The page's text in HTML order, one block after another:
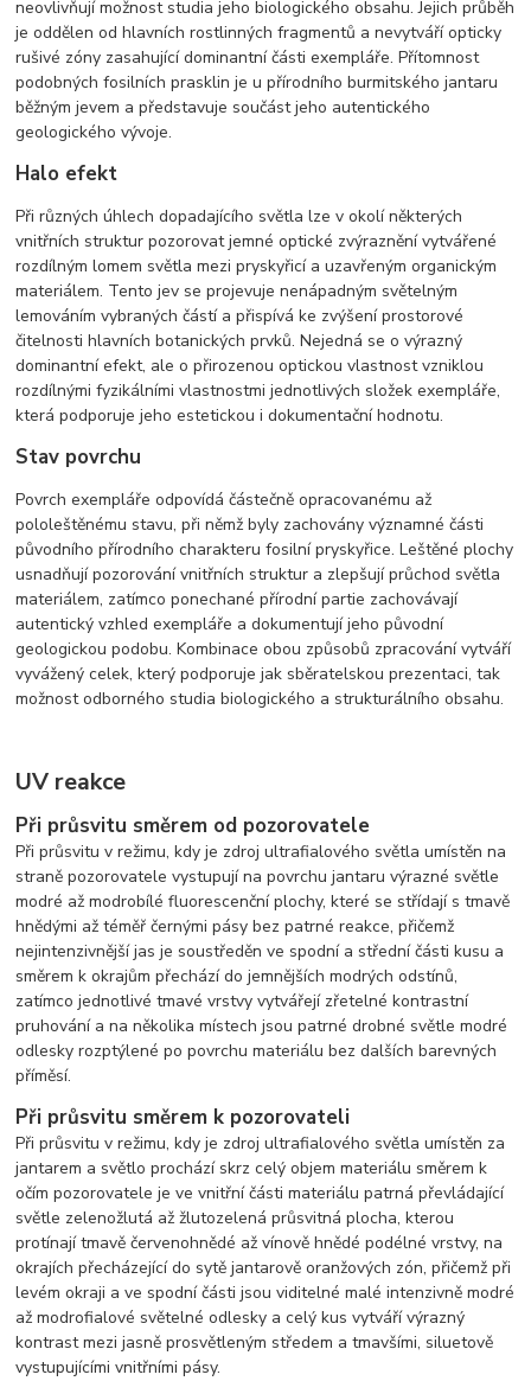
neovlivňují možnost studia jeho biologického obsahu. Jejich průběh
je oddělen od hlavních rostlinných fragmentů a nevytváří opticky
rušivé zóny zasahující dominantní části exempláře. Přítomnost
podobných fosilních prasklin je u přírodního burmitského jantaru
běžným jevem a představuje součást jeho autentického
geologického vývoje.
Halo efekt
Při různých úhlech dopadajícího světla lze v okolí některých
vnitřních struktur pozorovat jemné optické zvýraznění vytvářené
rozdílným lomem světla mezi pryskyřicí a uzavřeným organickým
materiálem. Tento jev se projevuje nenápadným světelným
lemováním vybraných částí a přispívá ke zvýšení prostorové
čitelnosti hlavních botanických prvků. Nejedná se o výrazný
dominantní efekt, ale o přirozenou optickou vlastnost vzniklou
rozdílnými fyzikálními vlastnostmi jednotlivých složek exempláře,
která podporuje jeho estetickou i dokumentační hodnotu.
Stav povrchu
Povrch exempláře odpovídá částečně opracovanému až
pololeštěnému stavu, při němž byly zachovány významné části
původního přírodního charakteru fosilní pryskyřice. Leštěné plochy
usnadňují pozorování vnitřních struktur a zlepšují průchod světla
materiálem, zatímco ponechané přírodní partie zachovávají
autentický vzhled exempláře a dokumentují jeho původní
geologickou podobu. Kombinace obou způsobů zpracování vytváří
vyvážený celek, který podporuje jak sběratelskou prezentaci, tak
možnost odborného studia biologického a strukturálního obsahu.
UV reakce
Při průsvitu směrem od pozorovatele
Při průsvitu v režimu, kdy je zdroj ultrafialového světla umístěn na
straně pozorovatele vystupují na povrchu jantaru výrazné světle
modré až modrobílé fluorescenční plochy, které se střídají s tmavě
hnědými až téměř černými pásy bez patrné reakce, přičemž
nejintenzivnější jas je soustředěn ve spodní a střední části kusu a
směrem k okrajům přechází do jemnějších modrých odstínů,
zatímco jednotlivé tmavé vrstvy vytvářejí zřetelné kontrastní
pruhování a na několika místech jsou patrné drobné světle modré
odlesky rozptýlené po povrchu materiálu bez dalších barevných
příměsí.
Při průsvitu směrem k pozorovateli
Při průsvitu v režimu, kdy je zdroj ultrafialového světla umístěn za
jantarem a světlo prochází skrz celý objem materiálu směrem k
očím pozorovatele je ve vnitřní části materiálu patrná převládající
světle zelenožlutá až žlutozelená průsvitná plocha, kterou
protínají tmavě červenohnědé až vínově hnědé podélné vrstvy, na
okrajích přecházející do sytě jantarově oranžových zón, přičemž při
levém okraji a ve spodní části jsou viditelné malé intenzivně modré
až modrofialové světelné odlesky a celý kus vytváří výrazný
kontrast mezi jasně prosvětleným středem a tmavšími, siluetově
vystupujícími vnitřními pásy.